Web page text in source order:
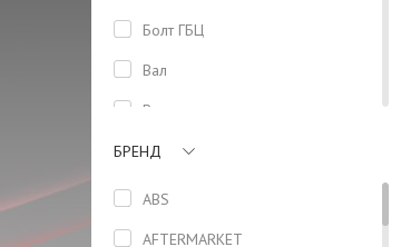
Болт ГБЦ
Вал
Вентилятор
Втулка
Высоковольтные провода
Гайка
БРЕНД
ABS
AFTERMARKET